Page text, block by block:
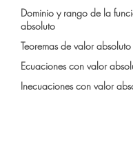
Dominio y rango de la
absoluto
Teoremas de valor absoluto
Ecuaciones con valor
Inecuaciones con valor